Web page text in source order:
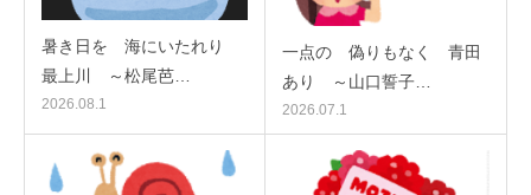
暑き日を 海にいたれり
最上川 ～松尾芭…
2026.08.1
一点の 偽りもなく 青田
あり ～山口誓子…
2026.07.1